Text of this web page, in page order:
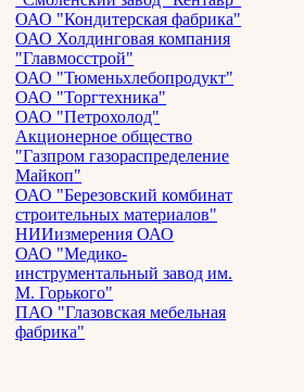
ОАО "Кондитерская фабрика"
ОАО Холдинговая компания
"Главмосстрой"
ОАО "Тюменьхлебопродукт"
ОАО "Торгтехника"
ОАО "Петрохолод"
Акционерное общество
"Газпром газораспределение
Майкоп"
ОАО "Березовский комбинат
строительных материалов"
НИИизмерения ОАО
ОАО "Медико-
инструментальный завод им.
М. Горького"
ПАО "Глазовская мебельная
фабрика"